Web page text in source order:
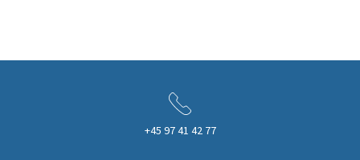
+45 97 41 42 77